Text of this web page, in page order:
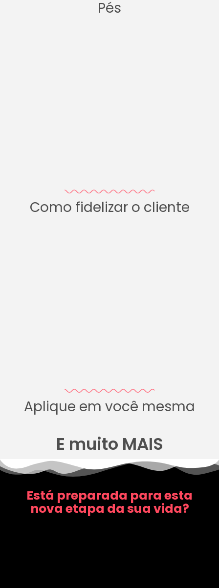
Pés
Como fidelizar o cliente
Aplique em você mesma
E muito MAIS
Está preparada para esta
nova etapa da sua vida?